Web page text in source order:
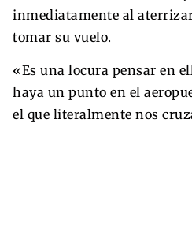
inmediatamente al
tomar su vuelo.
«Es una locura pensar en
haya un punto en el
el que literalmente nos